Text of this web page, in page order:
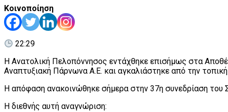
Κοινοποίηση
22:29
Η Ανατολική Πελοπόννησος εντάχθηκε επισήμως στα
Αναπτυξιακή Πάρνωνα Α.Ε. και αγκαλιάστηκε από την
Η απόφαση ανακοινώθηκε σήμερα στην 37η συνεδρίαση
Η διεθνής αυτή αναγνώριση: